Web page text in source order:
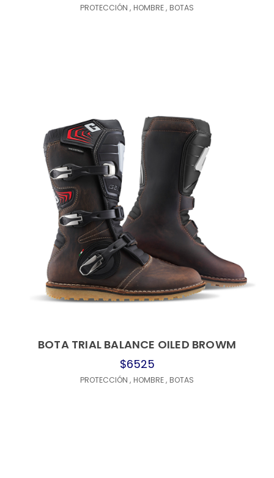
PROTECCIÓN , HOMBRE, BOTAS
BOTA TRIAL BALANCE OILED BROWM
$6525
PROTECCIÓN , HOMBRE, BOTAS